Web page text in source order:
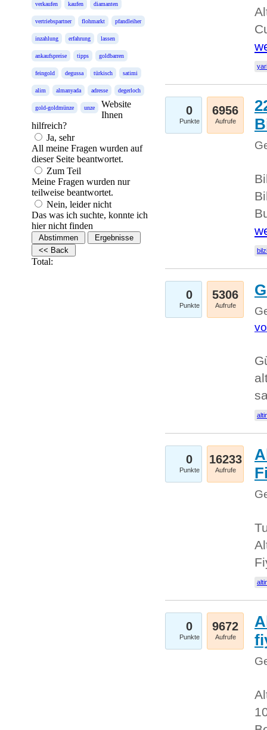
verkaufen kaufen diamanten
vertriebspartner flohmarkt pfandleiher
inzahlung erfahrung lassen
ankaufspreise tipps goldbarren
feingold degussa türkisch satimi
alim almanyada adresse degerloch
gold-goldmünze unze
Website
Ihnen
hilfreich?
Ja, sehr
All meine Fragen wurden auf
dieser Seite beantwortet.
Zum Teil
Meine Fragen wurden nur
teilweise beantwortet.
Nein, leider nicht
Das was ich suchte, konnte ich
hier nicht finden
Total:
0
Punkte
6956
Aufrufe
0
Punkte
5306
Aufrufe
0
Punkte
16233
Aufrufe
0
Punkte
9672
Aufrufe